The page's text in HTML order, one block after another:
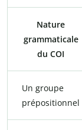
Nature
grammaticale
du COI
Un groupe
prépositionnel